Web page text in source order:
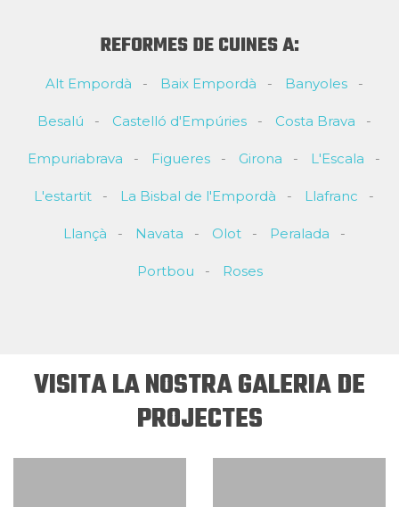
REFORMES DE CUINES A:
Alt Empordà Baix Empordà Banyoles
Besalú Castelló d'Empúries Costa Brava
Empuriabrava Figueres Girona L'Escala
L'estartit La Bisbal de l'Empordà Llafranc
Llançà Navata Olot Peralada
Portbou Roses
VISITA LA NOSTRA GALERIA DE
PROJECTES